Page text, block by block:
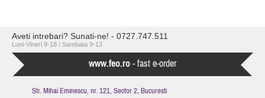
Aveti intrebari? Sunati-ne! - 0727.747.511
Luni-Vineri 9-18 / Sambata 9-13
www.feo.ro - fast e-order
Str. Mihai Eminescu, nr. 121, Sector 2, Bucuresti